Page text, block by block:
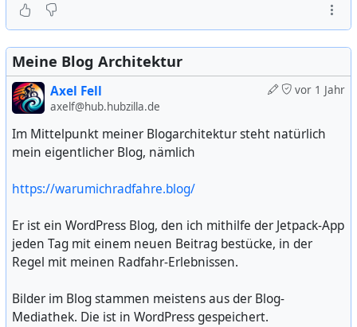
https://pixelfed.de/i/web/profile/74347704170883101
Die Posts in meinem Blog poste ich auf sozialen
Netzwerken. Das sind:
Mastodon:https://nrw.social/@warumichradfahre
Bluesky:
Facebook WARUMICHRADFAHRE:
https://www.facebook.com/warumichradfahre/
Threads:
https://www.threads.net/@warumichradfahre
Meine Blog Architektur
vor 1 Jahr
Axel Fell
axelf@hub.hubzilla.de
Im Mittelpunkt meiner Blogarchitektur steht natürlich
mein eigentlicher Blog, nämlich
https://warumichradfahre.blog/
Er ist ein WordPress Blog, den ich mithilfe der Jetpack-App
jeden Tag mit einem neuen Beitrag bestücke, in der
Regel mit meinen Radfahr-Erlebnissen.
Bilder im Blog stammen meistens aus der Blog-
Mediathek. Die ist in WordPress gespeichert.